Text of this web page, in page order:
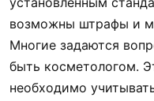
возможны штрафы и
Многие задаются
быть косметологом.
необходимо